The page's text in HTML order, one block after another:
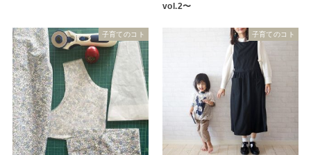
vol.2〜
子育てのコト 子育てのコト